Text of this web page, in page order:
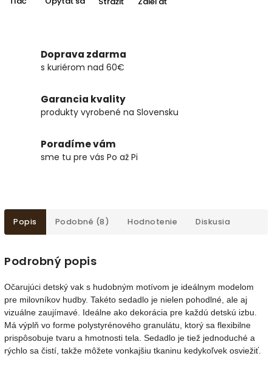
Doprava zdarma
s kuriérom nad 60€
Garancia kvality
produkty vyrobené na Slovensku
Poradíme vám
sme tu pre vás Po až Pi
Popis Podobné (8) Hodnotenie Diskusia
Podrobný popis
Očarujúci detský vak s hudobným motívom je ideálnym modelom
pre milovníkov hudby. Takéto sedadlo je nielen pohodlné, ale aj
vizuálne zaujímavé. Ideálne ako dekorácia pre každú detskú izbu.
Má výplň vo forme polystyrénového granulátu, ktorý sa flexibilne
prispôsobuje tvaru a hmotnosti tela. Sedadlo je tiež jednoduché a
rýchlo sa čistí, takže môžete vonkajšiu tkaninu kedykoľvek osviežiť.